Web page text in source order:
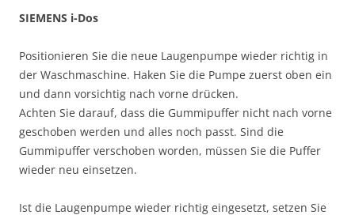
SIEMENS i-Dos
Positionieren Sie die neue Laugenpumpe wieder richtig in
der Waschmaschine. Haken Sie die Pumpe zuerst oben ein
und dann vorsichtig nach vorne drücken.
Achten Sie darauf, dass die Gummipuffer nicht nach vorne
geschoben werden und alles noch passt. Sind die
Gummipuffer verschoben worden, müssen Sie die Puffer
wieder neu einsetzen.
Ist die Laugenpumpe wieder richtig eingesetzt, setzen Sie